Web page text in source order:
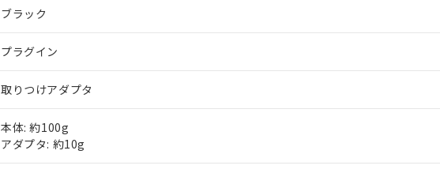
ブラック
プラグイン
取りつけアダプタ
本体: 約100g
アダプタ: 約10g